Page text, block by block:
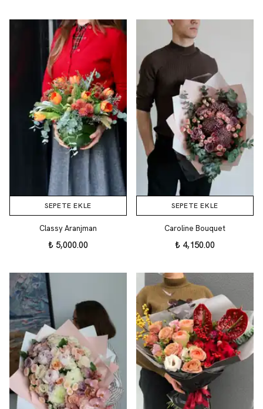
SEPETE EKLE
Classy Aranjman
₺ 5,000.00
SEPETE EKLE
Caroline Bouquet
₺ 4,150.00